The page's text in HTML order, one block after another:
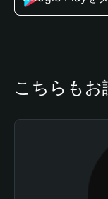
こちらもお